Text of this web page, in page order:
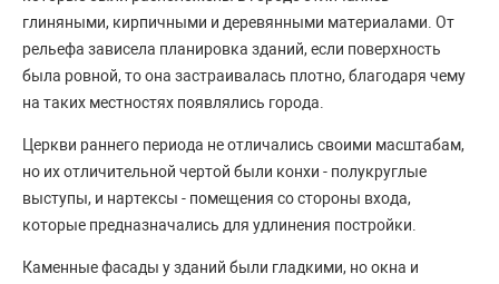
глиняными, кирпичными и деревянными материалами. От
рельефа зависела планировка зданий, если поверхность
была ровной, то она застраивалась плотно, благодаря чему
на таких местностях появлялись города.
Церкви раннего периода не отличались своими масштабам,
но их отличительной чертой были конхи - полукруглые
выступы, и нартексы - помещения со стороны входа,
которые предназначались для удлинения постройки.
Каменные фасады у зданий были гладкими, но окна и